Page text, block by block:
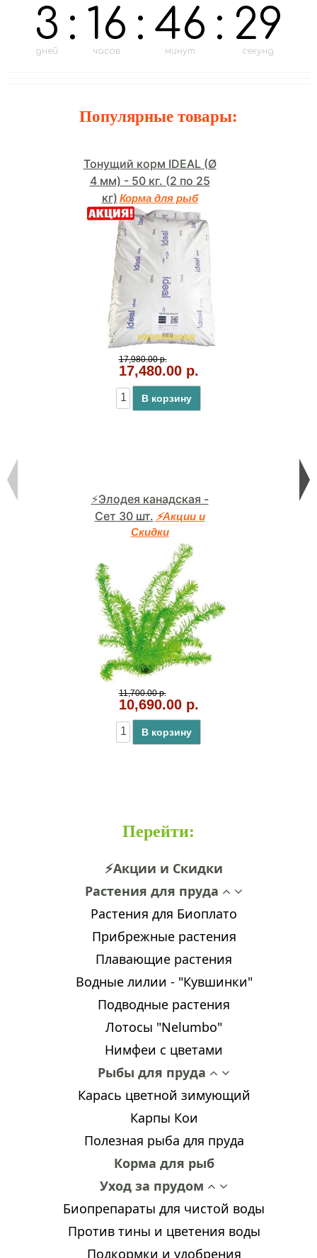
3
дней
: 16
часов
: 46
минут
: 28
секунд
Популярные товары:
Тонущий корм IDEAL (Ø
4 мм) - 50 кг. (2 по 25
кг) Корма для рыб
17,980.00 р.
17,480.00 р.
В корзину
⚡Элодея канадская -
Сет 30 шт. ⚡Акции и
Скидки
11,700.00 р.
10,690.00 р.
В корзину
Перейти:
⚡Акции и Скидки
Растения для пруда
Растения для Биоплато
Прибрежные растения
Плавающие растения
Водные лилии - "Кувшинки"
Подводные растения
Лотосы "Nelumbo"
Нимфеи с цветами
Рыбы для пруда
Карась цветной зимующий
Карпы Кои
Полезная рыба для пруда
Корма для рыб
Уход за прудом
Биопрепараты для чистой воды
Против тины и цветения воды
Подкормки и удобрения